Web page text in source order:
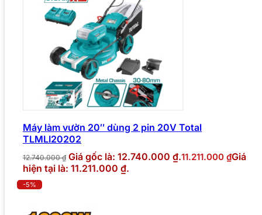
Máy làm vườn 20″ dùng 2 pin 20V Total
TLMLI20202
12.740.000₫ Giá gốc là: 12.740.000 ₫.11.211.000 ₫Giá
hiện tại là: 11.211.000 ₫.
-5%